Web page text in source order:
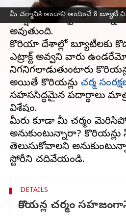
మీ చర్మానికి అందాని అందించే 8 బ్యూటీ
దక్షిణ కొరియా, ఉత్తరకొరియా
ఆకర్షితులు అవ్వని
అవుతుంది.
కొరియా దేశాల్లో బ్యూటీలకు
ఎట్రాక్ట్‌ అవ్వని వారు
నిగనిగలాడుతుంటారు
అయితే కొరియన్లు చర్మ
సహససిద్ధమైన పదార్థాలు
విశేషం.
మీరు కూడా మీ చర్మం
అనుకుంటున్నారా? కొరియన్లు
తెలుసుకోవాలని
DETAILS
కొరియన్ల చర్మం